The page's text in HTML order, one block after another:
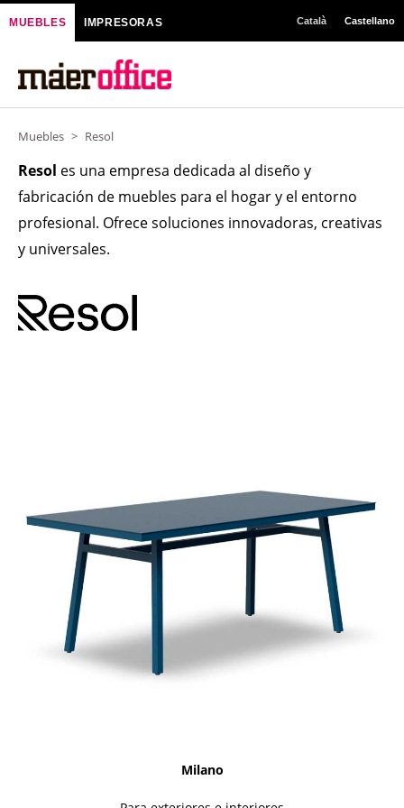
contenido
MUEBLES IMPRESORAS Català Castellano
Muebles > Resol
Resol es una empresa dedicada al diseño y
fabricación de muebles para el hogar y el entorno
profesional. Ofrece soluciones innovadoras, creativas
y universales.
Milano